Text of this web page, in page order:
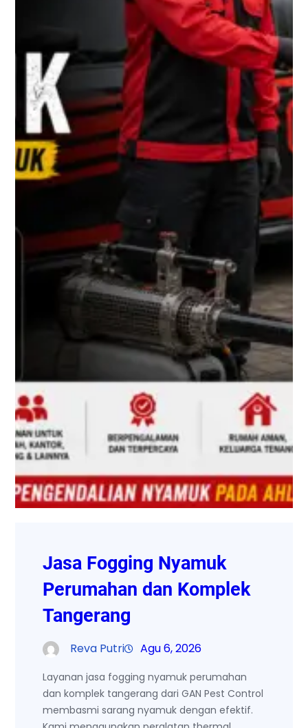
Jasa Fogging Nyamuk
Perumahan dan Komplek
Tangerang
Reva Putri Agu 6, 2026
Layanan jasa fogging nyamuk perumahan
dan komplek tangerang dari GAN Pest Control
membasmi sarang nyamuk dengan efektif.